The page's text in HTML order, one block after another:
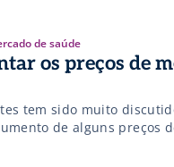
de saúde
os preços de
muito discutido e iniciaram-se
de alguns preços